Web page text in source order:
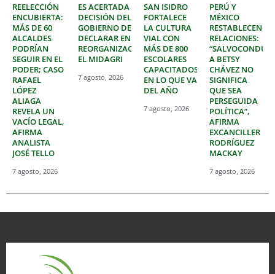
REELECCIÓN
ENCUBIERTA:
MÁS DE 60
ALCALDES
PODRÍAN
SEGUIR EN EL
PODER; CASO
RAFAEL
LÓPEZ
ALIAGA
REVELA UN
VACÍO LEGAL,
AFIRMA
ANALISTA
JOSÉ TELLO
7 agosto, 2026
ES ACERTADA
DECISIÓN DEL
GOBIERNO DE
DECLARAR EN
REORGANIZACIÓN
EL MIDAGRI
7 agosto, 2026
SAN ISIDRO
FORTALECE
LA CULTURA
VIAL CON
MÁS DE 800
ESCOLARES
CAPACITADOS
EN LO QUE VA
DEL AÑO
7 agosto, 2026
PERÚ Y
MÉXICO
RESTABLECEN
RELACIONES:
A BETSY
CHÁVEZ NO
SIGNIFICA
QUE SEA
PERSEGUIDA
POLÍTICA”,
AFIRMA
EXCANCILLER
RODRÍGUEZ
MACKAY
7 agosto, 2026